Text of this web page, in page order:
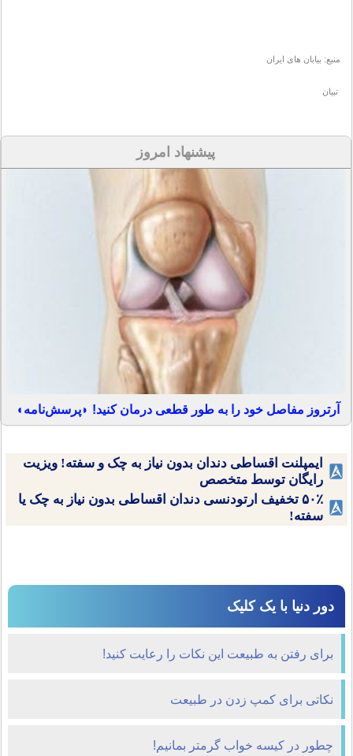
منبع: بیابان های ایران
تبیان
پیشنهاد امروز
آرتروز مفاصل خود را به طور قطعی درمان کنید! ◗پرسش‌نامه◖
ایمپلنت اقساطی دندان بدون نیاز به چک و سفته! ویزیت
رایگان توسط متخصص
۵۰٪ تخفیف ارتودنسی دندان اقساطی بدون نیاز به چک یا
سفته!
دور دنیا با یک کلیک
برای رفتن به طبیعت این نکات را رعایت کنید!
نکاتی برای کمپ زدن در طبیعت
چطور در کیسه خواب گرمتر بمانیم!